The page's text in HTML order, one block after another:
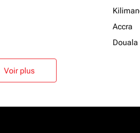
Accra
Douala
Voir plus